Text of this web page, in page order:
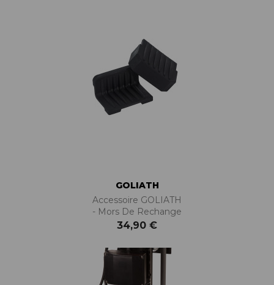
GOLIATH
Accessoire GOLIATH
- Mors De Rechange
34,90 €